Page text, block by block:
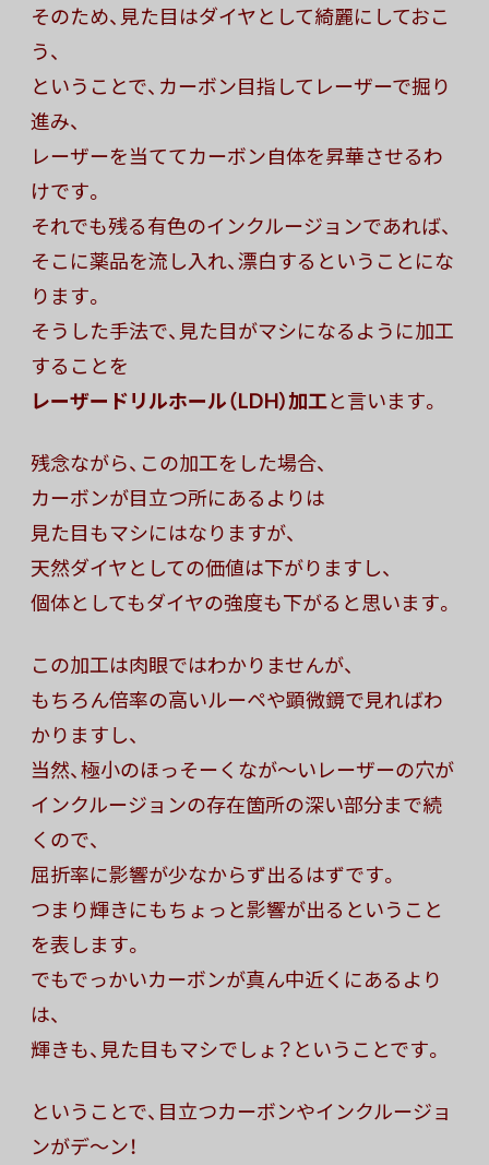
そのため、見た目はダイヤとして綺麗にしておこ
う、
ということで、カーボン目指してレーザーで掘り
進み、
レーザーを当ててカーボン自体を昇華させるわ
けです。
それでも残る有色のインクルージョンであれば、
そこに薬品を流し入れ、漂白するということにな
ります。
そうした手法で、見た目がマシになるように加工
することを
レーザードリルホール（LDH）加工と言います。
残念ながら、この加工をした場合、
カーボンが目立つ所にあるよりは
見た目もマシにはなりますが、
天然ダイヤとしての価値は下がりますし、
個体としてもダイヤの強度も下がると思います。
この加工は肉眼ではわかりませんが、
もちろん倍率の高いルーペや顕微鏡で見ればわ
かりますし、
当然、極小のほっそーくなが〜いレーザーの穴が
インクルージョンの存在箇所の深い部分まで続
くので、
屈折率に影響が少なからず出るはずです。
つまり輝きにもちょっと影響が出るということ
を表します。
でもでっかいカーボンが真ん中近くにあるより
は、
輝きも、見た目もマシでしょ？ということです。
ということで、目立つカーボンやインクルージョ
ンがデ〜ン！